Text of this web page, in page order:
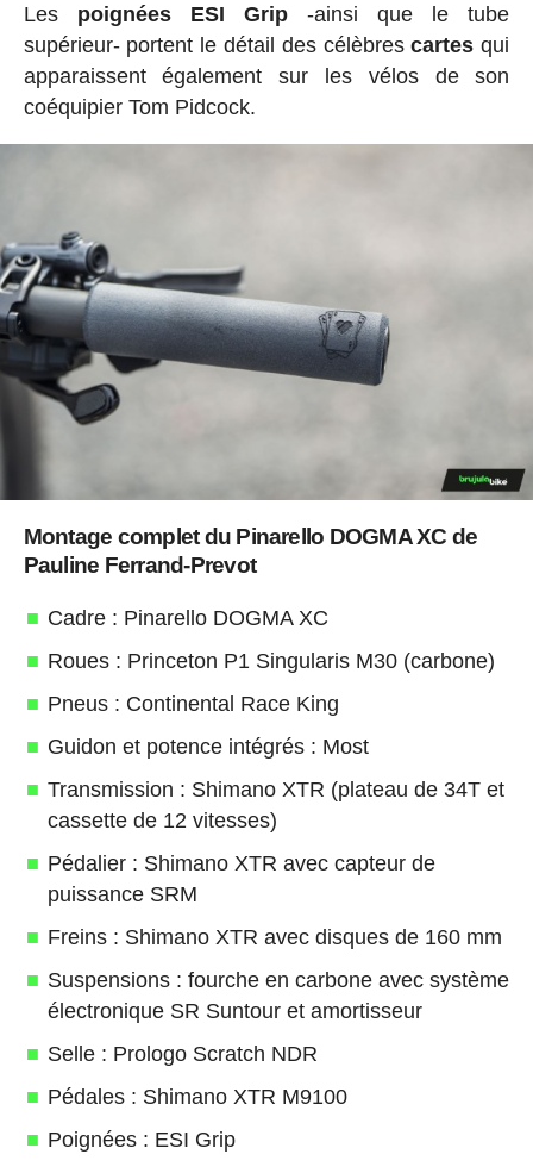
Les poignées ESI Grip-ainsi que le tube
supérieur- portent le détail des célèbrescartes qui
apparaissent également sur les vélos de son
coéquipier Tom Pidcock.
Montage complet du Pinarello DOGMA XC de
Pauline Ferrand-Prevot
Cadre : Pinarello DOGMA XC
Roues : Princeton P1 Singularis M30 (carbone)
Pneus : Continental Race King
Guidon et potence intégrés : Most
Transmission : Shimano XTR (plateau de 34T et
cassette de 12 vitesses)
Pédalier : Shimano XTR avec capteur de
puissance SRM
Freins : Shimano XTR avec disques de 160 mm
Suspensions : fourche en carbone avec système
électronique SR Suntour et amortisseur
Selle : Prologo Scratch NDR
Pédales : Shimano XTR M9100
Poignées : ESI Grip